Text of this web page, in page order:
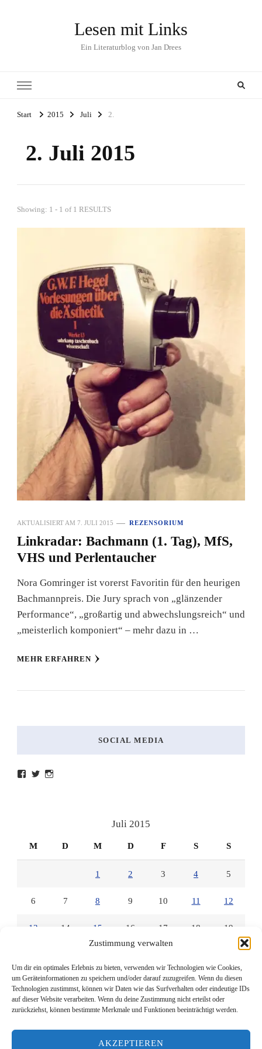
Zustimmung verwalten
Um dir ein optimales Erlebnis zu bieten, verwenden wir Technologien wie Cookies,
um Geräteinformationen zu speichern und/oder darauf zuzugreifen. Wenn du diesen
Technologien zustimmst, können wir Daten wie das Surfverhalten oder eindeutige IDs
auf dieser Website verarbeiten. Wenn du deine Zustimmung nicht erteilst oder
zurückziehst, können bestimmte Merkmale und Funktionen beeinträchtigt werden.
AKZEPTIEREN
Lesen mit Links
Ein Literaturblog von Jan Drees
Start 2015 Juli 2.
2. Juli 2015
Showing: 1 - 1 of 1 RESULTS
AKTUALISIERT AM 7. JULI 2015 REZENSORIUM
Linkradar: Bachmann (1. Tag), MfS,
VHS und Perlentaucher
Nora Gomringer ist vorerst Favoritin für den heurigen
Bachmannpreis. Die Jury sprach von „glänzender
Performance“, „großartig und abwechslungsreich“ und
„meisterlich komponiert“ – mehr dazu in …
MEHR ERFAHREN
SOCIAL MEDIA
ProfilProfil
Juli 2015
M D M D F S S
1 2 3 4 5
6 7 8 9 10 11 12
13 14 15 16 17 18 19
27 28 29 30 31